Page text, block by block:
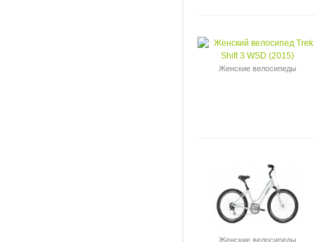
Женские велосипеды
Женские велосипеды